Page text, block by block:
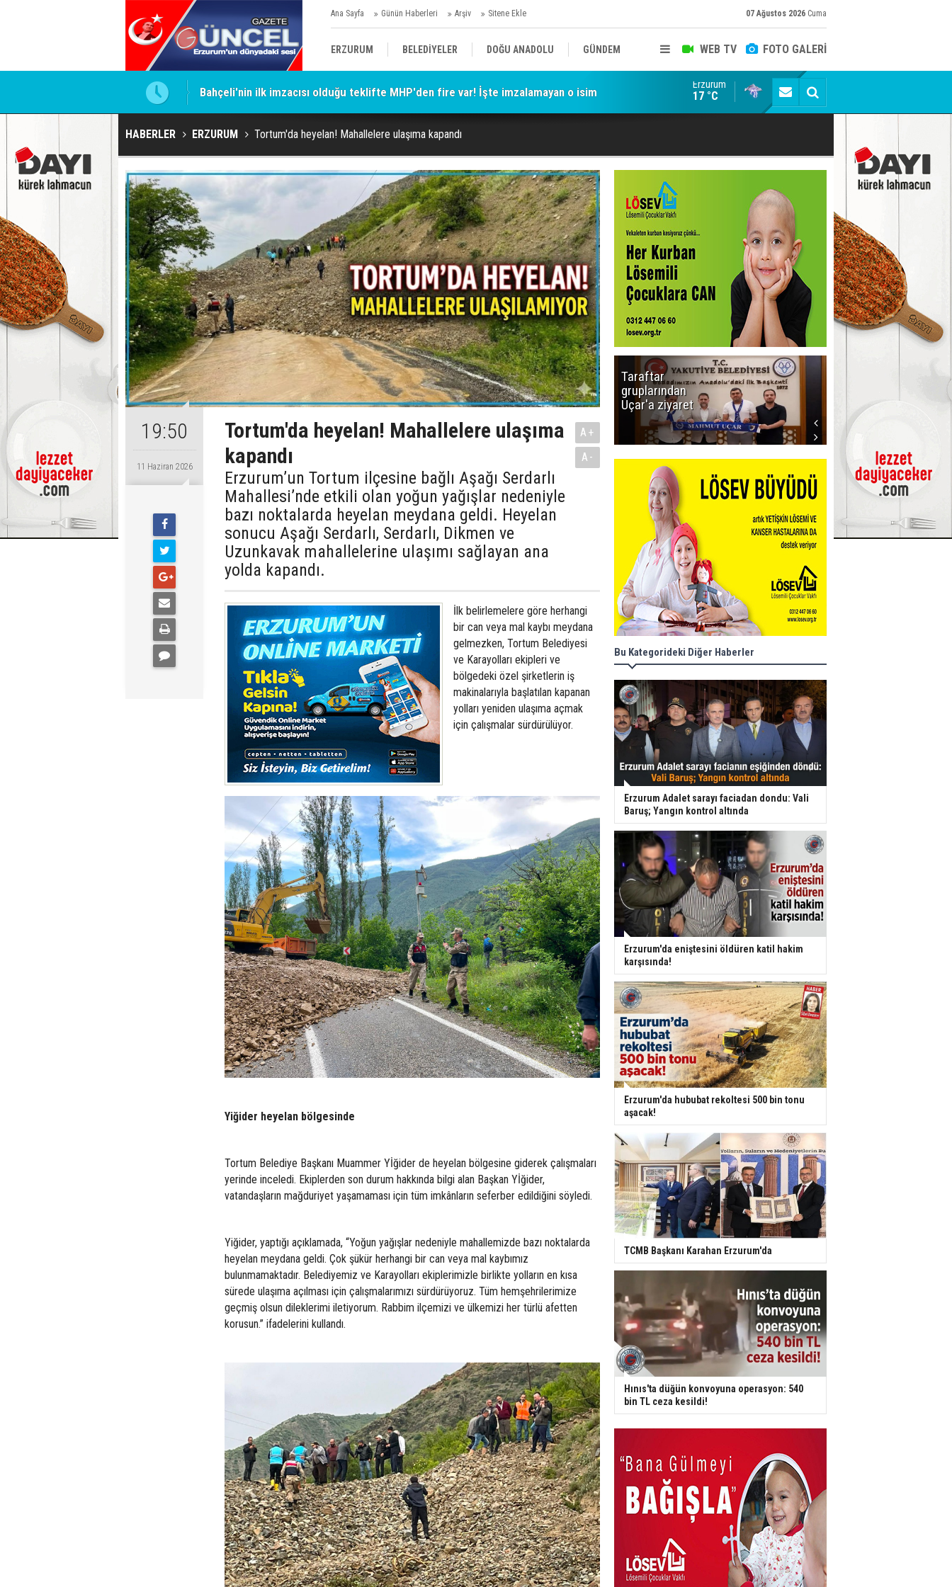
Ana Sayfa Günün Haberleri Arşiv Sitene Ekle 07 Ağustos 2026 Cuma
WEB TV FOTO GALERİ
ERZURUM BELEDİYELER DOĞU ANADOLU GÜNDEM
SİYASET AFAD/ SAVAŞ SPOR
KÜLTÜR/SANAT//MAĞAZİN
Bahçeli'nin ilk imzacısı olduğu teklifte MHP'den fire var! İşte imzalamayan o isim Siyaset-Sermaye Çizgisinde Haklılığın Resmi:
Erzurum
17 °C
HABERLER ERZURUM Tortum'da heyelan! Mahallelere ulaşıma kapandı
19:50
11 Haziran 2026
Tortum'da heyelan! Mahallelere ulaşıma
kapandı
Erzurum’un Tortum ilçesine bağlı Aşağı Serdarlı
Mahallesi’nde etkili olan yoğun yağışlar nedeniyle
bazı noktalarda heyelan meydana geldi. Heyelan
sonucu Aşağı Serdarlı, Serdarlı, Dikmen ve
Uzunkavak mahallelerine ulaşımı sağlayan ana
yolda kapandı.
A+
A-
İlk belirlemelere göre herhangi
bir can veya mal kaybı meydana
gelmezken, Tortum Belediyesi
ve Karayolları ekipleri ve
bölgedeki özel şirketlerin iş
makinalarıyla başlatılan kapanan
yolları yeniden ulaşıma açmak
için çalışmalar sürdürülüyor.
Yiğider heyelan bölgesinde
Tortum Belediye Başkanı Muammer Yİğider de heyelan bölgesine giderek çalışmaları
yerinde inceledi. Ekiplerden son durum hakkında bilgi alan Başkan Yİğider,
vatandaşların mağduriyet yaşamaması için tüm imkânların seferber edildiğini söyledi.
Yiğider, yaptığı açıklamada, “Yoğun yağışlar nedeniyle mahallemizde bazı noktalarda
heyelan meydana geldi. Çok şükür herhangi bir can veya mal kaybımız
bulunmamaktadır. Belediyemiz ve Karayolları ekiplerimizle birlikte yolların en kısa
sürede ulaşıma açılması için çalışmalarımızı sürdürüyoruz. Tüm hemşehrilerimize
geçmiş olsun dileklerimi iletiyorum. Rabbim ilçemizi ve ülkemizi her türlü afetten
korusun.” ifadelerini kullandı.
Taraftar
gruplarından
Uçar'a ziyaret
başlıyor! İlk
düdük Bolu'da
çalacak
Bu Kategorideki Diğer Haberler
Erzurum Adalet sarayı faciadan dondu: Vali
Baruş; Yangın kontrol altında
Erzurum'da eniştesini öldüren katil hakim
karşısında!
Erzurum'da hububat rekoltesi 500 bin tonu
aşacak!
TCMB Başkanı Karahan Erzurum'da
Hınıs'ta düğün konvoyuna operasyon: 540
bin TL ceza kesildi!